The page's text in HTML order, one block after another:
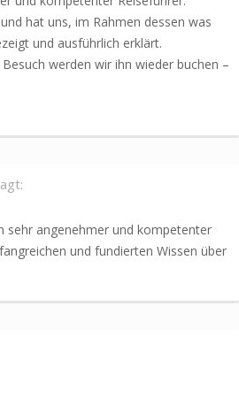
hat uns, im Rahmen dessen was
und ausführlich erklärt.
werden wir ihn wieder buchen –
sehr angenehmer und kompetenter
und fundierten Wissen über